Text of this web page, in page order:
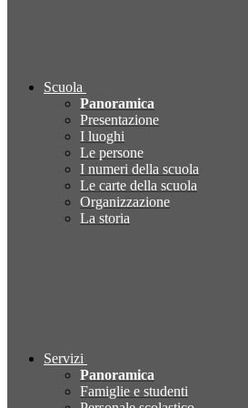
Scuola
Panoramica
Presentazione
I luoghi
Le persone
I numeri della scuola
Le carte della scuola
Organizzazione
La storia
Servizi
Panoramica
Famiglie e studenti